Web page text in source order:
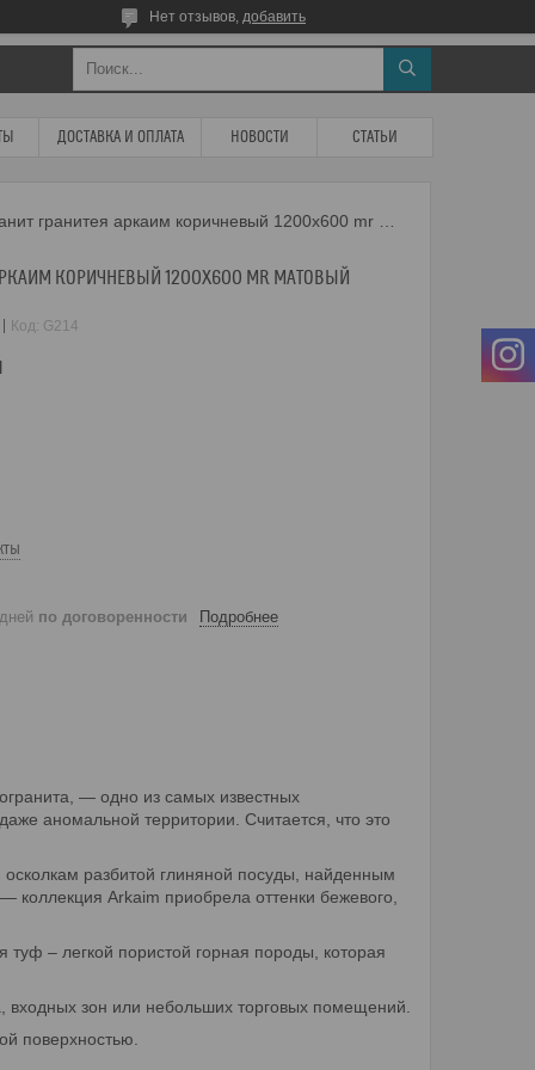
Нет отзывов, добавить
ДОСТАВКА И ОПЛАТА НОВОСТИ СТАТЬИ
КОРИЧНЕВЫЙ 1200X600 MR МАТОВЫЙ
Код: G214
по договоренности Подробнее
— одно из самых известных
аномальной территории. Считается, что это
разбитой глиняной посуды, найденным
Arkaim приобрела оттенки бежевого,
туф – легкой пористой горная породы, которая
зон или небольших торговых помещений.
поверхностью.